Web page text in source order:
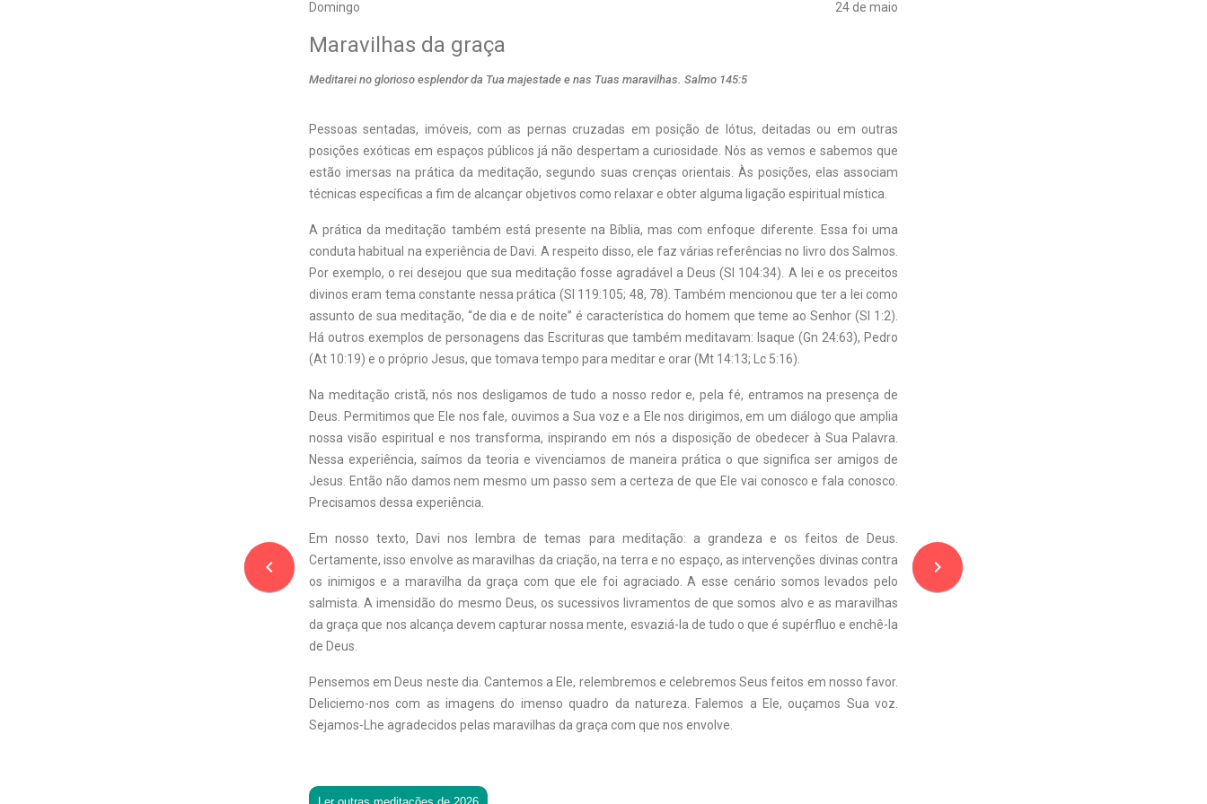
Domingo 24 de maio
navigate_before
Maravilhas da graça
Meditarei no glorioso esplendor da Tua majestade e nas Tuas maravilhas. Salmo 145:5
Pessoas sentadas, imóveis, com as pernas cruzadas em posição de lótus, deitadas ou em outras
posições exóticas em espaços públicos já não despertam a curiosidade. Nós as vemos e sabemos que
estão imersas na prática da meditação, segundo suas crenças orientais. Às posições, elas associam
técnicas específicas a fim de alcançar objetivos como relaxar e obter alguma ligação espiritual mística.
A prática da meditação também está presente na Bíblia, mas com enfoque diferente. Essa foi uma
conduta habitual na experiência de Davi. A respeito disso, ele faz várias referências no livro dos Salmos.
Por exemplo, o rei desejou que sua meditação fosse agradável a Deus (Sl 104:34). A lei e os preceitos
divinos eram tema constante nessa prática (Sl 119:105; 48, 78). Também mencionou que ter a lei como
assunto de sua meditação, “de dia e de noite” é característica do homem que teme ao Senhor (Sl 1:2).
Há outros exemplos de personagens das Escrituras que também meditavam: Isaque (Gn 24:63), Pedro
(At 10:19) e o próprio Jesus, que tomava tempo para meditar e orar (Mt 14:13; Lc 5:16).
Na meditação cristã, nós nos desligamos de tudo a nosso redor e, pela fé, entramos na presença de
Deus. Permitimos que Ele nos fale, ouvimos a Sua voz e a Ele nos dirigimos, em um diálogo que amplia
nossa visão espiritual e nos transforma, inspirando em nós a disposição de obedecer à Sua Palavra.
Nessa experiência, saímos da teoria e vivenciamos de maneira prática o que significa ser amigos de
Jesus. Então não damos nem mesmo um passo sem a certeza de que Ele vai conosco e fala conosco.
Precisamos dessa experiência.
Em nosso texto, Davi nos lembra de temas para meditação: a grandeza e os feitos de Deus.
Certamente, isso envolve as maravilhas da criação, na terra e no espaço, as intervenções divinas contra
os inimigos e a maravilha da graça com que ele foi agraciado. A esse cenário somos levados pelo
salmista. A imensidão do mesmo Deus, os sucessivos livramentos de que somos alvo e as maravilhas
da graça que nos alcança devem capturar nossa mente, esvaziá-la de tudo o que é supérfluo e enchê-la
de Deus.
Pensemos em Deus neste dia. Cantemos a Ele, relembremos e celebremos Seus feitos em nosso favor.
Deliciemo-nos com as imagens do imenso quadro da natureza. Falemos a Ele, ouçamos Sua voz.
Sejamos-Lhe agradecidos pelas maravilhas da graça com que nos envolve.
navigate_next